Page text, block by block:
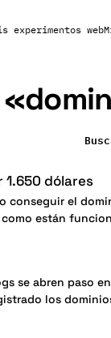
experimentos web
1.650 dólares
conseguir el
están
se abren paso
los